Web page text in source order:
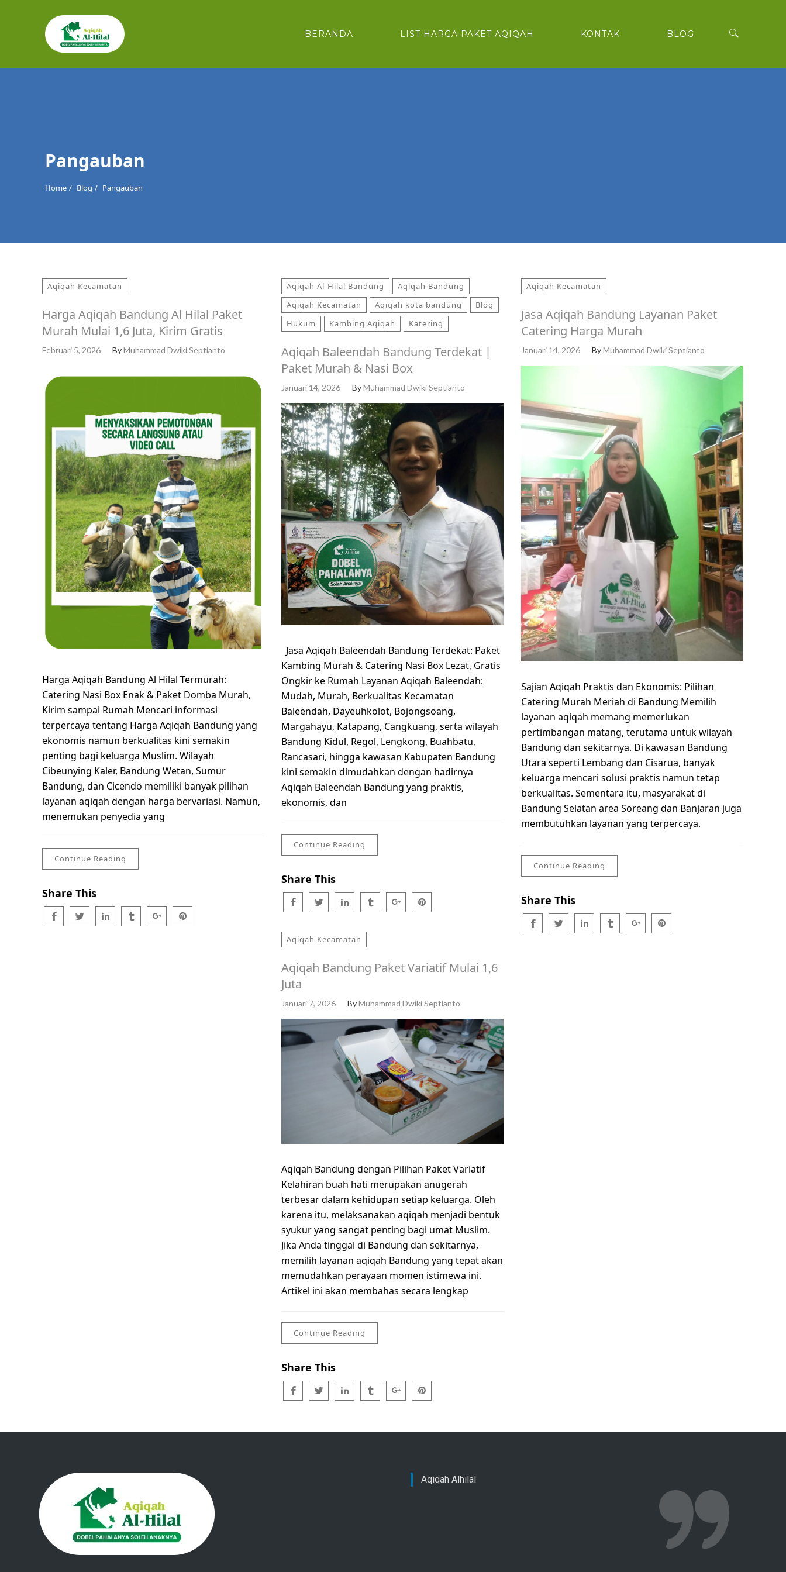
BERANDA LIST HARGA PAKET AQIQAH KONTAK BLOG
Cari
Pangauban
Home Blog Pangauban
Aqiqah Kecamatan
Harga Aqiqah Bandung Al Hilal Paket
Murah Mulai 1,6 Juta, Kirim Gratis
Februari 5, 2026 ByMuhammad Dwiki Septianto
Harga Aqiqah Bandung Al Hilal Termurah:
Catering Nasi Box Enak & Paket Domba Murah,
Kirim sampai Rumah Mencari informasi
terpercaya tentang Harga Aqiqah Bandung yang
ekonomis namun berkualitas kini semakin
penting bagi keluarga Muslim. Wilayah
Cibeunying Kaler, Bandung Wetan, Sumur
Bandung, dan Cicendo memiliki banyak pilihan
layanan aqiqah dengan harga bervariasi. Namun,
menemukan penyedia yang
Continue Reading
Share This
Aqiqah Al-Hilal Bandung
Aqiqah Bandung
Aqiqah Kecamatan
Aqiqah kota bandung
Blog
Hukum
Kambing Aqiqah Katering
Aqiqah Baleendah Bandung Terdekat |
Paket Murah & Nasi Box
Januari 14, 2026 ByMuhammad Dwiki Septianto
Jasa Aqiqah Baleendah Bandung Terdekat: Paket
Kambing Murah & Catering Nasi Box Lezat, Gratis
Ongkir ke Rumah Layanan Aqiqah Baleendah:
Mudah, Murah, Berkualitas Kecamatan
Baleendah, Dayeuhkolot, Bojongsoang,
Margahayu, Katapang, Cangkuang, serta wilayah
Bandung Kidul, Regol, Lengkong, Buahbatu,
Rancasari, hingga kawasan Kabupaten Bandung
kini semakin dimudahkan dengan hadirnya
Aqiqah Baleendah Bandung yang praktis,
ekonomis, dan
Continue Reading
Share This
Aqiqah Kecamatan
Jasa Aqiqah Bandung Layanan Paket
Catering Harga Murah
Januari 14, 2026 ByMuhammad Dwiki Septianto
Sajian Aqiqah Praktis dan Ekonomis: Pilihan
Catering Murah Meriah di Bandung Memilih
layanan aqiqah memang memerlukan
pertimbangan matang, terutama untuk wilayah
Bandung dan sekitarnya. Di kawasan Bandung
Utara seperti Lembang dan Cisarua, banyak
keluarga mencari solusi praktis namun tetap
berkualitas. Sementara itu, masyarakat di
Bandung Selatan area Soreang dan Banjaran juga
membutuhkan layanan yang terpercaya.
Continue Reading
Share This
Aqiqah Kecamatan
Aqiqah Bandung Paket Variatif Mulai 1,6
Juta
Januari 7, 2026 ByMuhammad Dwiki Septianto
Aqiqah Bandung dengan Pilihan Paket Variatif
Kelahiran buah hati merupakan anugerah
terbesar dalam kehidupan setiap keluarga. Oleh
karena itu, melaksanakan aqiqah menjadi bentuk
syukur yang sangat penting bagi umat Muslim.
Jika Anda tinggal di Bandung dan sekitarnya,
memilih layanan aqiqah Bandung yang tepat akan
memudahkan perayaan momen istimewa ini.
Artikel ini akan membahas secara lengkap
Continue Reading
Share This
Aqiqah Alhilal